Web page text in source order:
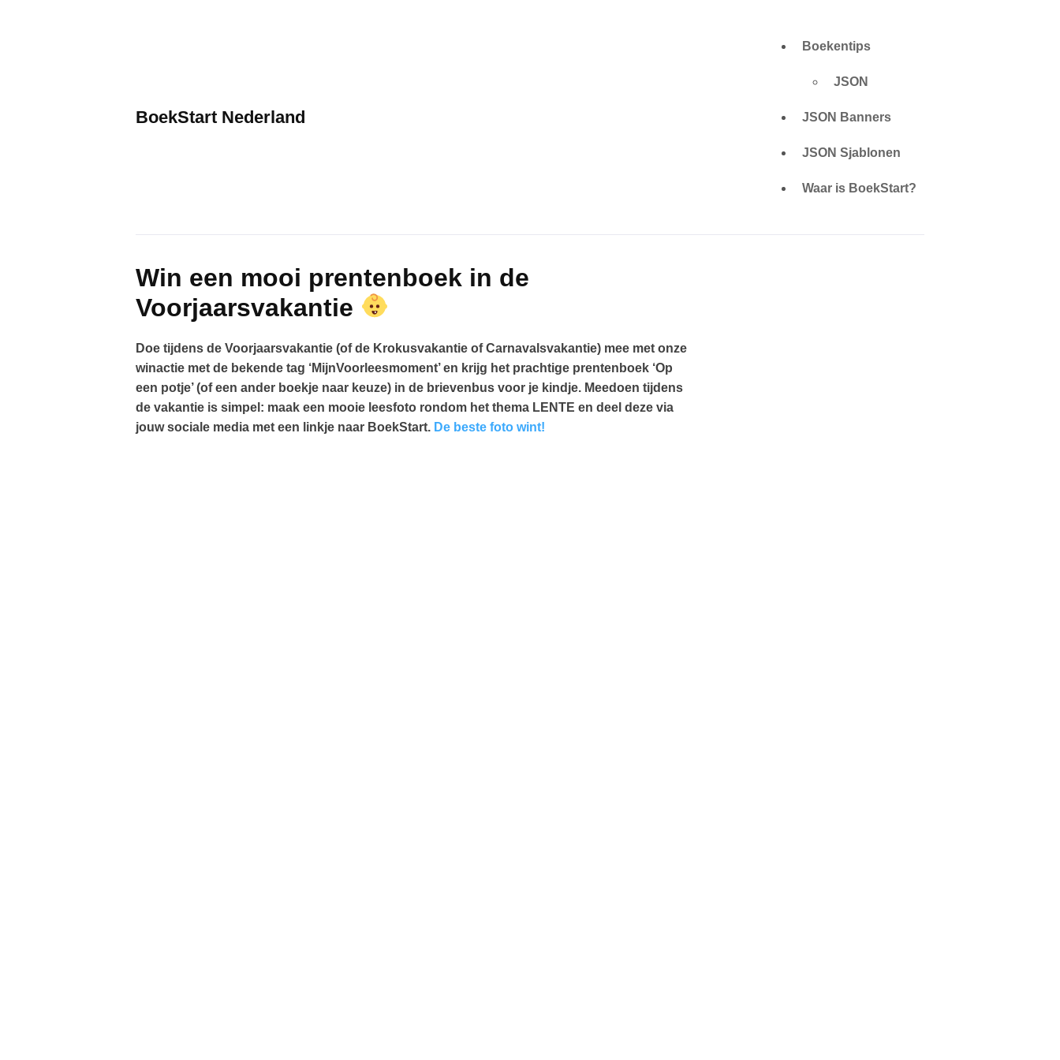
BoekStart Nederland
Boekentips
JSON
JSON Banners
JSON Sjablonen
Waar is BoekStart?
Win een mooi prentenboek in de
Voorjaarsvakantie
Doe tijdens de Voorjaarsvakantie (of de Krokusvakantie of Carnavalsvakantie) mee met onze
winactie met de bekende tag ‘MijnVoorleesmoment’ en krijg het prachtige prentenboek ‘Op
een potje’ (of een ander boekje naar keuze) in de brievenbus voor je kindje. Meedoen tijdens
de vakantie is simpel: maak een mooie leesfoto rondom het thema LENTE en deel deze via
jouw sociale media met een linkje naar BoekStart. De beste foto wint!